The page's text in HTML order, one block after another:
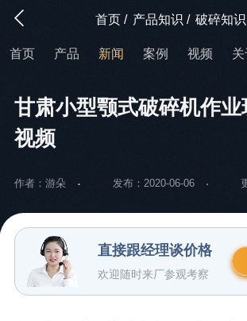
首页 / 产品知识 / 破碎知识
首页 产品 新闻 案例 视频
甘肃小型颚式破碎机作
视频
作者：游朵 发布：2020-06-06
直接跟经理谈价格
欢迎随时来厂参观考察